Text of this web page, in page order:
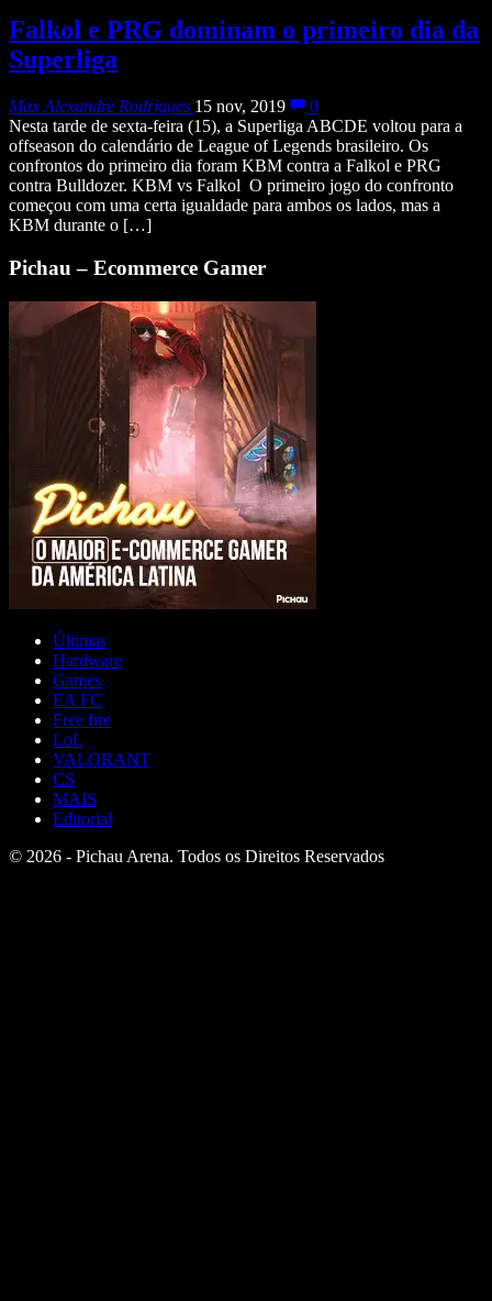
Falkol e PRG dominam o primeiro dia da
Superliga
Max Alexandre Rodrigues 15 nov, 2019
0
Nesta tarde de sexta-feira (15), a Superliga ABCDE voltou para a
offseason do calendário de League of Legends brasileiro. Os
confrontos do primeiro dia foram KBM contra a Falkol e PRG
contra Bulldozer. KBM vs Falkol O primeiro jogo do confronto
começou com uma certa igualdade para ambos os lados, mas a
KBM durante o […]
Pichau – Ecommerce Gamer
Últimas
Hardware
Games
EA FC
Free fire
LoL
VALORANT
CS
MAIS
Editorial
© 2026 - Pichau Arena. Todos os Direitos Reservados